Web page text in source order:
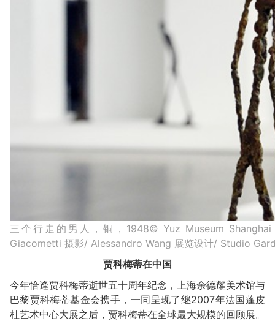
三个行走的男人，铜，1948© Yuz Museum
Giacometti 摄影/ Alessandro Wang 展览设计/ Studio
贾科梅蒂在中国
今年恰逢贾科梅蒂逝世五十周年纪念，上海余德耀美术馆与
巴黎贾科梅蒂基金会携手，一同呈现了继2007年法国蓬皮
杜艺术中心大展之后，贾科梅蒂在全球最大规模的回顾展。